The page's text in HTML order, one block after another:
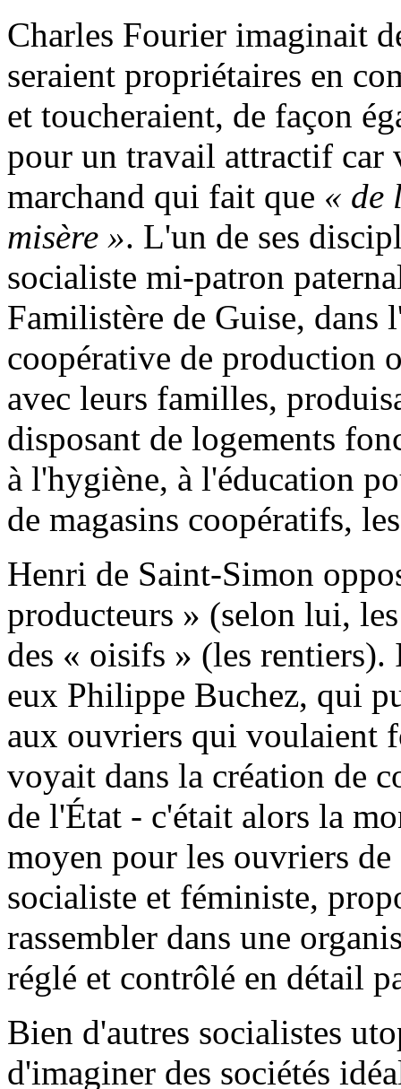
Charles Fourier imaginait
seraient propriétaires en
et toucheraient, de façon
pour un travail attractif car
marchand qui fait que « de
misère ». L'un de ses
socialiste mi-patron
Familistère de Guise,
coopérative de production
avec leurs familles,
disposant de logements
à l'hygiène, à l'éducation
de magasins coopératifs,
Henri de Saint-Simon
producteurs » (selon lui,
des « oisifs » (les
eux Philippe Buchez, qui
aux ouvriers qui voulaient
voyait dans la création de
de l'État - c'était alors la
moyen pour les ouvriers
socialiste et féministe,
rassembler dans une
réglé et contrôlé en détail
Bien d'autres socialistes
d'imaginer des sociétés